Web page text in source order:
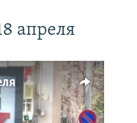
апреля